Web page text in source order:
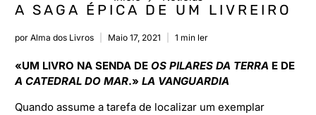
A SAGA ÉPICA DE UM LIVREIRO
por Alma dos Livros Maio 17, 2021 1 min ler
«UM LIVRO NA SENDA DEOS PILARES DA TERRA E DE
A CATEDRAL DO MAR.»LA VANGUARDIA
Quando assume a tarefa de localizar um exemplar